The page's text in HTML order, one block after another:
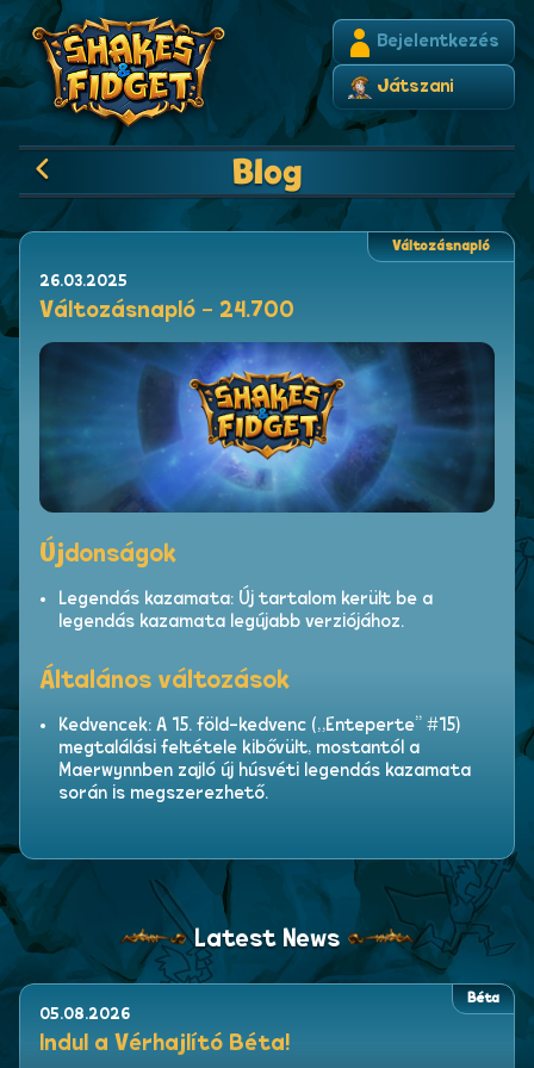
Bejelentkezés
Játszani
Blog
26.03.2025
Változásnapló - 24.700
Újdonságok
Legendás kazamata: Új tartalom került be a
legendás kazamata legújabb verziójához.
Általános változások
Kedvencek: A 15. föld-kedvenc („Enteperte” #15)
megtalálási feltétele kibővült, mostantól a
Maerwynnben zajló új húsvéti legendás kazamata
során is megszerezhető.
Változásnapló
Latest News
05.08.2026
Indul a Vérhajlító Béta!
Béta